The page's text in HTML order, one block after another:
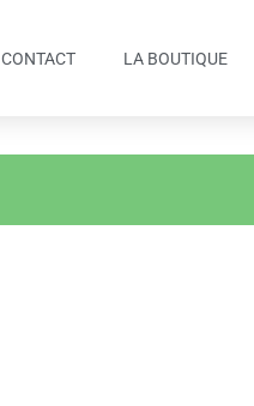
CONTACT LA BOUTIQUE